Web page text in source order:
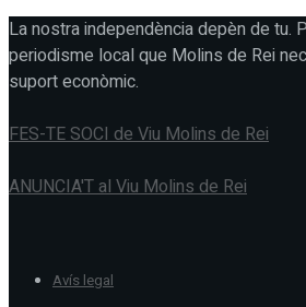
La nostra independència depèn de tu.
periodisme local que Molins de Rei
suport econòmic.
FES-TE SOCI de Viu Molins de Rei
ANUNCIA'T al Viu Molins de Rei
Avís legal